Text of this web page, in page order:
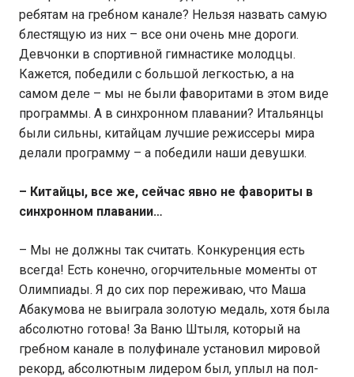
ребятам на гребном канале? Нельзя назвать самую
блестящую из них – все они очень мне дороги.
Девчонки в спортивной гимнастике молодцы.
Кажется, победили с большой легкостью, а на
самом деле – мы не были фаворитами в этом виде
программы. А в синхронном плавании? Итальянцы
были сильны, китайцам лучшие режиссеры мира
делали программу – а победили наши девушки.
– Китайцы, все же, сейчас явно не фавориты в
синхронном плавании…
– Мы не должны так считать. Конкуренция есть
всегда! Есть конечно, огорчительные моменты от
Олимпиады. Я до сих пор переживаю, что Маша
Абакумова не выиграла золотую медаль, хотя была
абсолютно готова! За Ваню Штыля, который на
гребном канале в полуфинале установил мировой
рекорд, абсолютным лидером был, уплыл на пол-